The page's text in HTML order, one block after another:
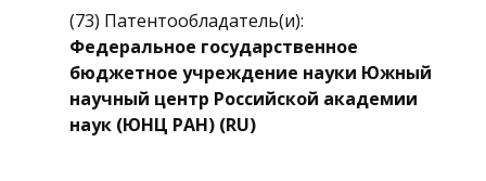
(73) Патентообладатель(и):
Федеральное государственное
бюджетное учреждение науки Южный
научный центр Российской академии
наук (ЮНЦ РАН) (RU)